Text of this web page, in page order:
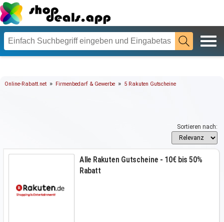
Online-Rabatt.net » Firmenbedarf & Gewerbe » 5 Rakuten Gutscheine
Sortieren nach:
Alle Rakuten Gutscheine - 10€ bis 50%
Rabatt